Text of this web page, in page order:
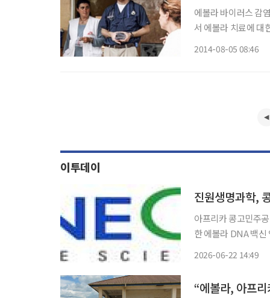
에볼라 바이러스 감염 치
서 에볼라 치료에 대한 기대감이 높아지고 있다. 4일(현지시간) 미국 CNN 방송은 에볼라 바
2014-08-05 08:46
이투데이
아프리카 콩고민주
한 에볼라 DNA 백
2026-06-22 14:49